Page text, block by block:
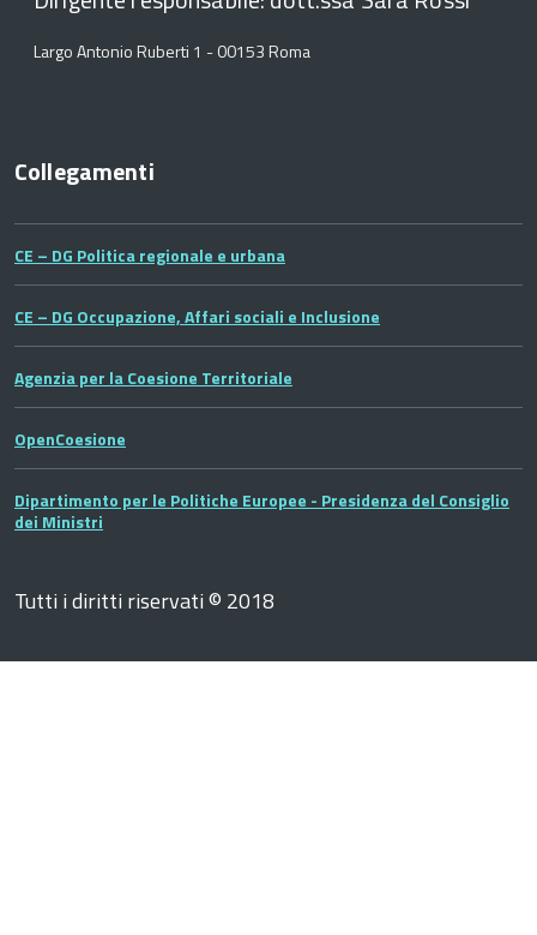
Largo Antonio Ruberti 1 - 00153 Roma
Collegamenti
CE – DG Politica regionale e urbana
CE – DG Occupazione, Affari sociali e Inclusione
Agenzia per la Coesione Territoriale
OpenCoesione
Dipartimento per le Politiche Europee - Presidenza del Consiglio
dei Ministri
Tutti i diritti riservati © 2018